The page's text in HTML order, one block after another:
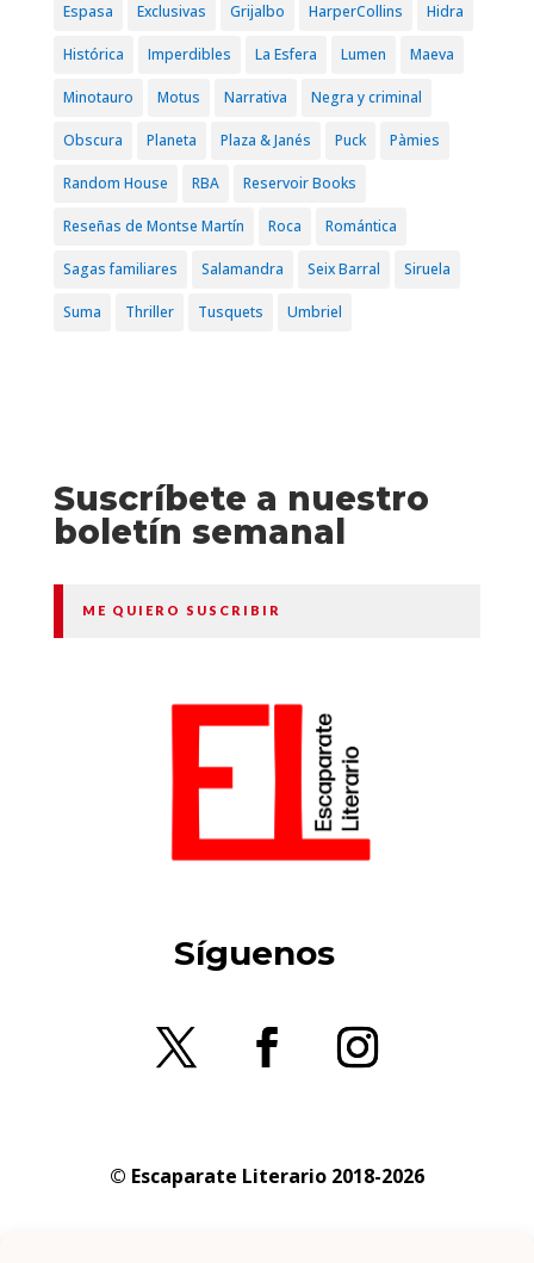
Espasa Exclusivas Grijalbo HarperCollins Hidra
Histórica Imperdibles La Esfera Lumen Maeva
Minotauro Motus Narrativa Negra y criminal
Obscura Planeta Plaza & Janés Puck Pàmies
Random House RBA Reservoir Books
Reseñas de Montse Martín Roca Romántica
Sagas familiares Salamandra Seix Barral Siruela
Suma Thriller Tusquets Umbriel
Suscríbete a nuestro
boletín semanal
ME QUIERO SUSCRIBIR
Síguenos
© Escaparate Literario 2018-2026